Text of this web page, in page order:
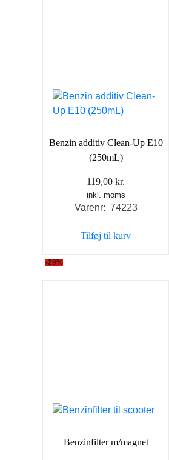
Benzin additiv Clean-Up E10
(250mL)
119,00 kr.
inkl. moms
Varenr: 74223
Tilføj til kurv
-29%
Benzinfilter m/magnet